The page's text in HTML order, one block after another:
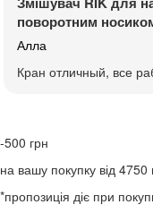
поворотним
Алла
Кран отличный, все
-500 грн
на вашу покупку від 4750
*пропозиція діє при